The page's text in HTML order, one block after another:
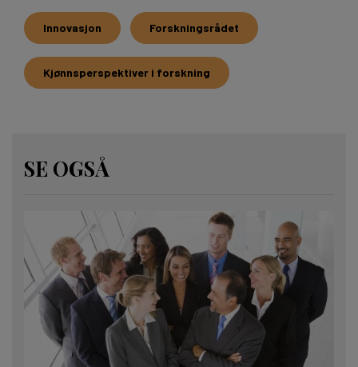
Innovasjon Forskningsrådet
Kjønnsperspektiver i forskning
SE OGSÅ